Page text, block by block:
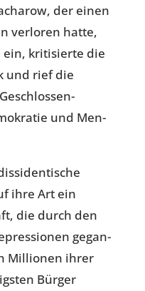
der einen
ver­lo­ren hatte,
ein, kri­ti­sierte die
und rief die
und Men­
ihre Art ein
die durch den
gegan­
Mil­lio­nen ihrer
Bürger